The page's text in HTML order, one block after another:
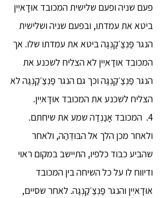
פעם שניה ופעם שלישית המכובד אוּדָאיִין
ביטא את עמדתו, ובפעם שניה ושלישית
הנגר פַּנְצַ׳קַנְגַה ביטא את עמדתו שלו. אך
המכובד אוּדָאיִין לא הצליח לשכנע את
הנגר פַּנְצַ׳קַנְגַה וכך גם הנגר פַּנְצַ׳קַנְגַה לא
הצליח לשכנע את המכובד אוּדָאיִין.
4. המכובד אָנַנְדַה שמע את שיחתם.
ולאחר מכן הלך אל הבּוּדְּהַה, ולאחר
שהביע כבוד כלפיו, התיישב במקום ראוי
ודיווח לו על כל השיחה בין המכובד
אוּדָאיִין והנגר פַּנְצַ׳קַנְגַה. לאחר שסיים,